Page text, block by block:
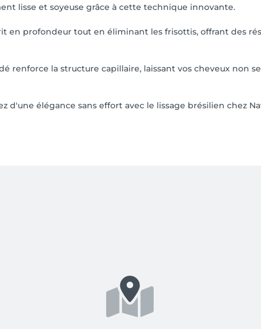
lisse et soyeuse grâce à cette technique innovante.
en profondeur tout en éliminant les frisottis, offrant des
renforce la structure capillaire, laissant vos cheveux non
d'une élégance sans effort avec le lissage brésilien chez